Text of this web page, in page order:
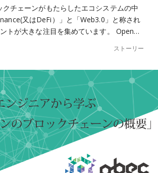
チェーンがもたらしたエコシステムの中
又はDeFi）」と「Web3.0」と称され
トが大きな注目を集めています。 Open…
ストーリー